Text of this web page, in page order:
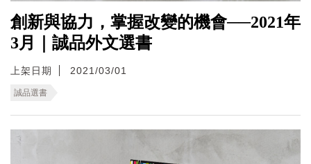
創新與協力，掌握改變的機會──2021年
3月｜誠品外文選書
上架日期 2021/03/01
誠品選書